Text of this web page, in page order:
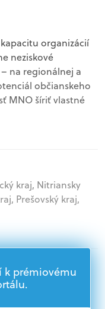
organizácií
neziskové
na regionálnej a
občianskeho
MNO šíriť vlastné
kraj, Nitriansky
Prešovský kraj,
k prémiovému